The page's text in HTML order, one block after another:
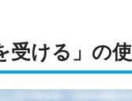
受ける」の